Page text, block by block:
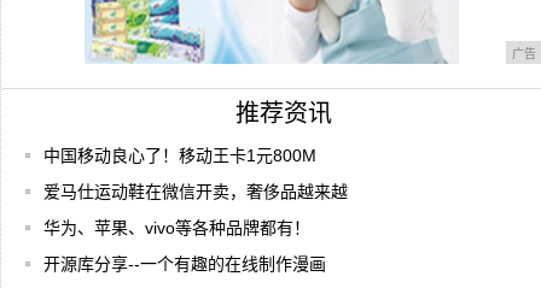
广告
推荐资讯
中国移动良心了！移动王卡1元800M
爱马仕运动鞋在微信开卖，奢侈品越来越
华为、苹果、vivo等各种品牌都有！
开源库分享--一个有趣的在线制作漫画